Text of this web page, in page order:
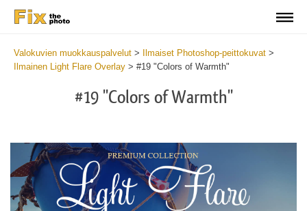
Valokuvien muokkauspalvelut > Ilmaiset Photoshop-peittokuvat >
Ilmainen Light Flare Overlay > #19 "Colors of Warmth"
#19 "Colors of Warmth"